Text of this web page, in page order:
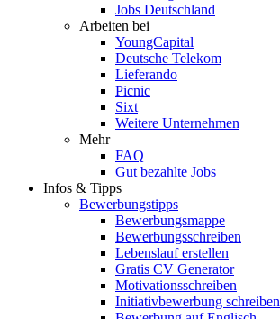
Jobs Deutschland
Arbeiten bei
YoungCapital
Deutsche Telekom
Lieferando
Picnic
Sixt
Weitere Unternehmen
Mehr
FAQ
Gut bezahlte Jobs
Infos & Tipps
Bewerbungstipps
Bewerbungsmappe
Bewerbungsschreiben
Lebenslauf erstellen
Gratis CV Generator
Motivationsschreiben
Initiativbewerbung schreiben